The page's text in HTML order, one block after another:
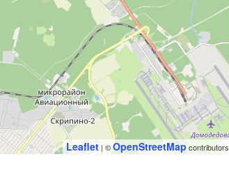
Leaflet | ©OpenStreetMap contributors